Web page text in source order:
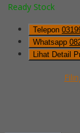
Ready Stock
Telepon
Whatsapp
Lihat Detail